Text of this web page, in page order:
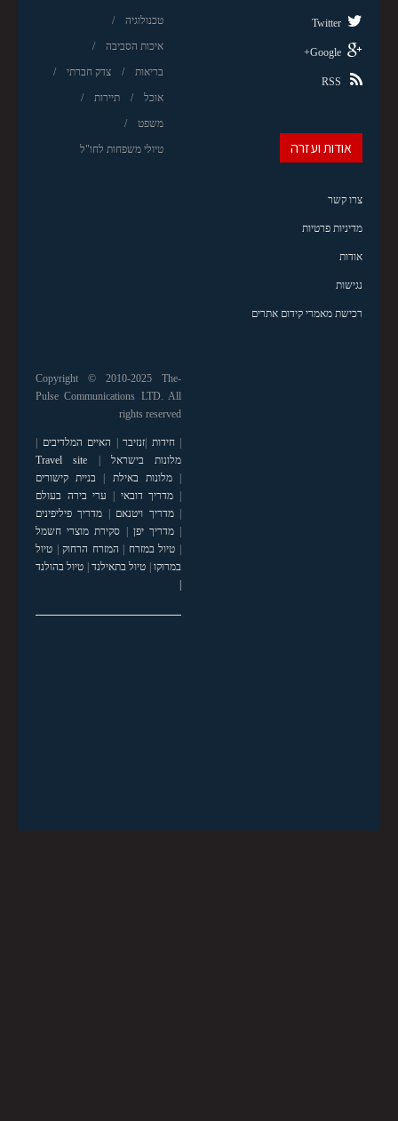
טכנולוגיה
איכות הסביבה
בריאות צדק חברתי
אוכל תיירות
משפט
טיולי משפחות לחו"ל
Twitter
Google+
RSS
אודות ועזרה
צרו קשר
מדיניות פרטיות
אודות
נגישות
רכישת מאמרי קידום אתרים
Copyright © 2010-2025 The-
Pulse Communications LTD. All
rights reserved
|חידות |זנזיבר | האיים המלדיבים |
מלונות בישראל |
Travel site
|מלונות באילת | בניית קישורים
| מדריך דובאי | ערי בירה בעולם
|מדריך ויטנאם | מדריך פיליפינים
|מדריך יפן | סקירת מוצרי חשמל
| טיול במזרח | המזרח הרחוק| טיול
במרוקו| טיול בתאילנד| טיול בהולנד
|